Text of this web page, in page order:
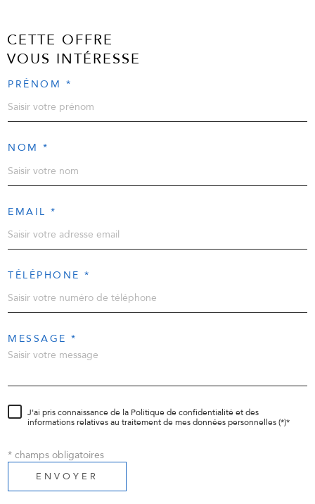
CETTE OFFRE
VOUS INTÉRESSE
PRÉNOM *
NOM *
EMAIL *
TÉLÉPHONE *
MESSAGE *
J'ai pris connaissance de la Politique de confidentialité et des
informations relatives au traitement de mes données personnelles (*)*
* champs obligatoires
ENVOYER